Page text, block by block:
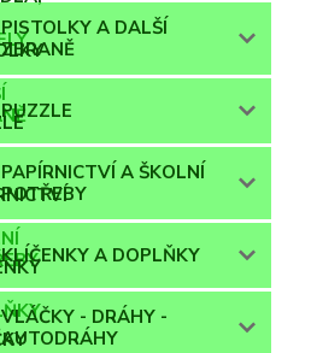
PISTOLKY A DALŠÍ
ZBRANĚ
PUZZLE
PAPÍRNICTVÍ A ŠKOLNÍ
POTŘEBY
KLÍČENKY A DOPLŇKY
VLÁČKY - DRÁHY -
AUTODRÁHY